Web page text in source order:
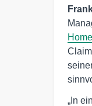
„In